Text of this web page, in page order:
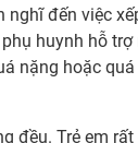
nghĩ đến việc
huynh hỗ
nặng hoặc
đều. Trẻ em rất